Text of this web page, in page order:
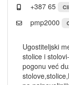
+387 65
pmp2000
Ugostiteljski
stolice i
pogonu već